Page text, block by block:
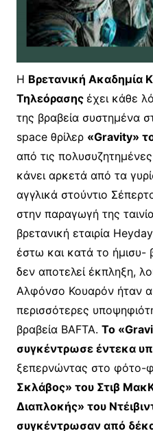
Η Βρετανική Ακαδημία
Τηλεόρασης έχει κάθε
της βραβεία συστημένα
space θρίλερ «Gravity»
από τις πολυσυζητημένες
κάνει αρκετά από τα
αγγλικά στούντιο
στην παραγωγή της
βρετανική εταιρία
έστω και κατά το ήμισυ-
δεν αποτελεί έκπληξη,
Αλφόνσο Κουαρόν ήταν
περισσότερες
βραβεία BAFTA. Το
συγκέντρωσε έντεκα
ξεπερνώντας στο φότο-
Σκλάβος» του Στιβ
Διαπλοκής» του
συγκέντρωσαν από